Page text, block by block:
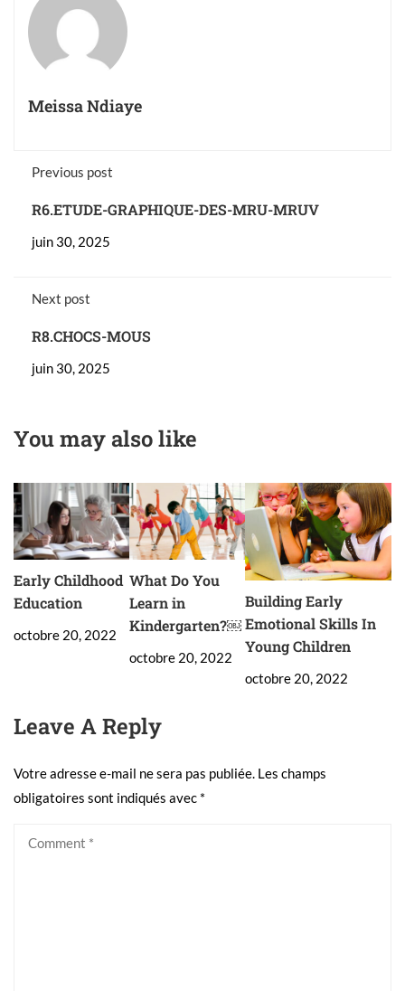
Meissa Ndiaye
Previous post
R6.ETUDE-GRAPHIQUE-DES-MRU-MRUV
juin 30, 2025
Next post
R8.CHOCS-MOUS
juin 30, 2025
You may also like
Early Childhood
Education
octobre 20, 2022
What Do You
Learn in
Kindergarten?￼
octobre 20, 2022
Building Early
Emotional Skills In
Young Children
octobre 20, 2022
Leave A Reply
Votre adresse e-mail ne sera pas publiée. Les champs
obligatoires sont indiqués avec *